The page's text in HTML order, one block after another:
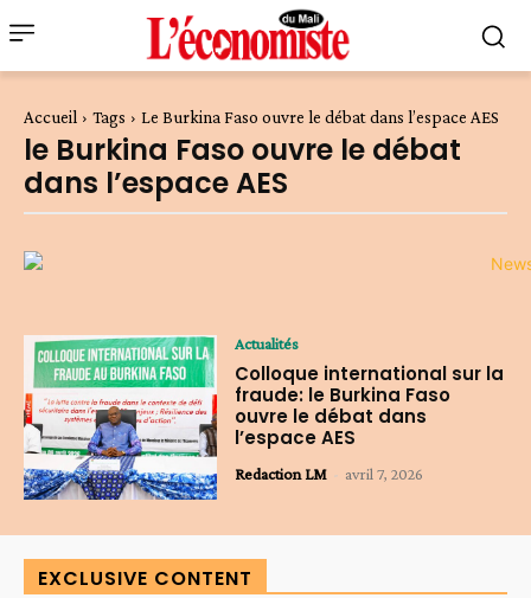
Accueil Tags Le Burkina Faso ouvre le débat dans l’espace AES
le Burkina Faso ouvre le débat
dans l’espace AES
Actualités
Colloque international sur la
fraude: le Burkina Faso
ouvre le débat dans
l’espace AES
Redaction LM - avril 7, 2026
EXCLUSIVE CONTENT